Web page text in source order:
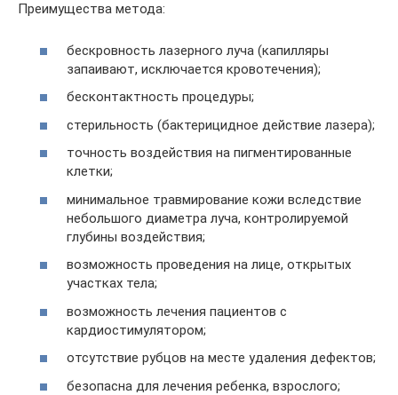
Преимущества метода:
бескровность лазерного луча (капилляры
запаивают, исключается кровотечения);
бесконтактность процедуры;
стерильность (бактерицидное действие лазера);
точность воздействия на пигментированные
клетки;
минимальное травмирование кожи вследствие
небольшого диаметра луча, контролируемой
глубины воздействия;
возможность проведения на лице, открытых
участках тела;
возможность лечения пациентов с
кардиостимулятором;
отсутствие рубцов на месте удаления дефектов;
безопасна для лечения ребенка, взрослого;